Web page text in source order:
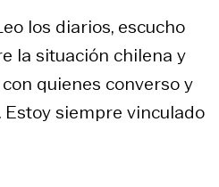
los diarios, escucho
la situación chilena y
quienes converso y
siempre vinculado